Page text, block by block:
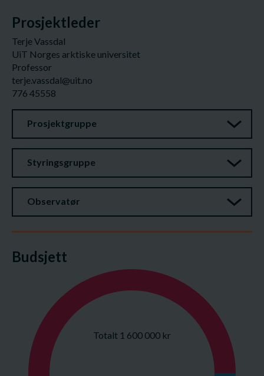
Prosjektleder
Terje Vassdal
UiT Norges arktiske universitet
Professor
terje.vassdal@uit.no
776 45558
Prosjektgruppe
Styringsgruppe
Observatør
Budsjett
Totalt 1 600 000 kr